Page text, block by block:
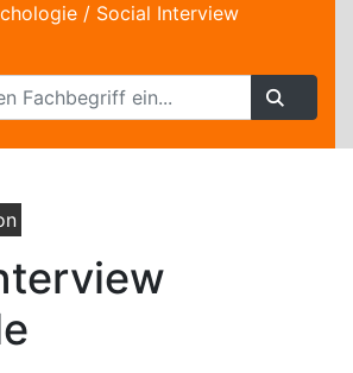
/ Social Interview